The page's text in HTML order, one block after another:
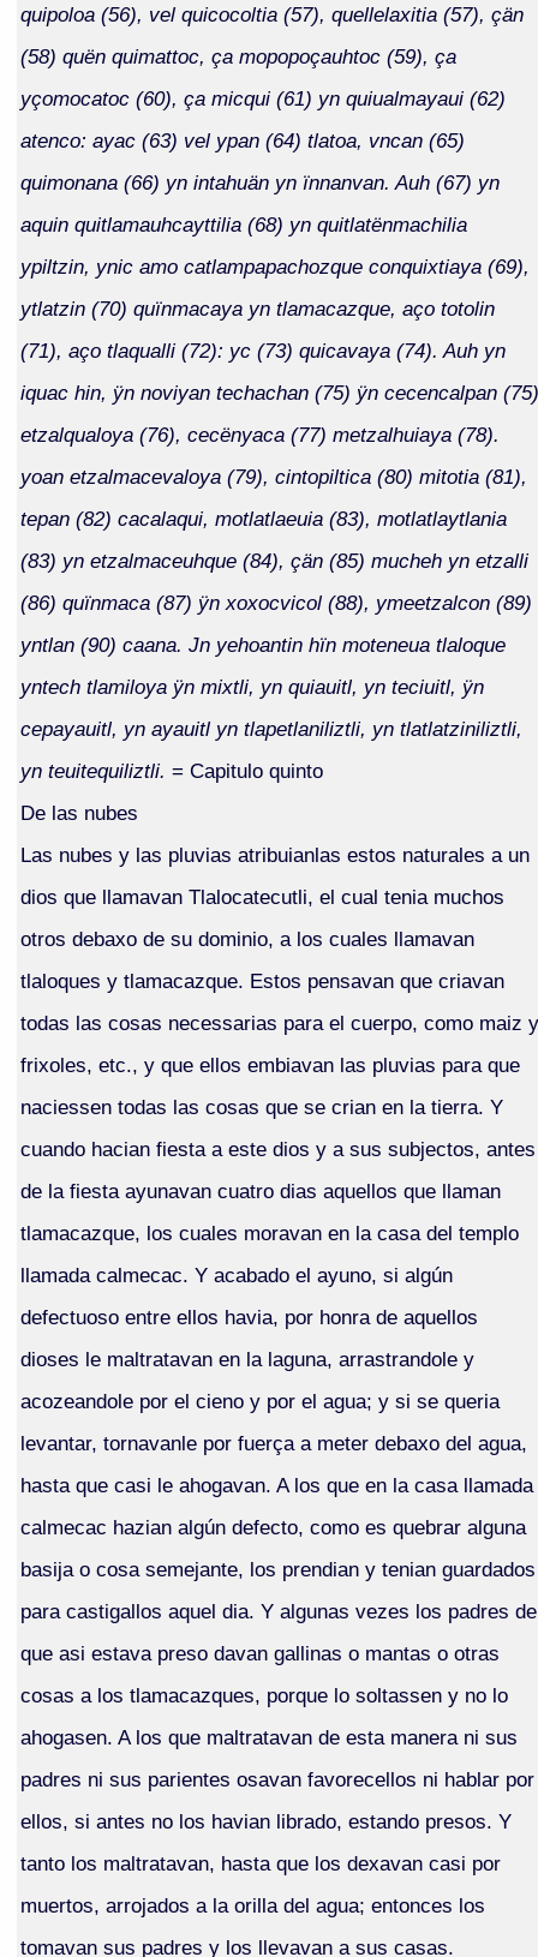
quipoloa (56), vel quicocoltia (57), quellelaxitia (57), çän
(58) quën quimattoc, ça mopopoçauhtoc (59), ça
yçomocatoc (60), ça micqui (61) yn quiualmayaui (62)
atenco: ayac (63) vel ypan (64) tlatoa, vncan (65)
quimonana (66) yn intahuän yn ïnnanvan. Auh (67) yn
aquin quitlamauhcayttilia (68) yn quitlatënmachilia
ypiltzin, ynic amo catlampapachozque conquixtiaya (69),
ytlatzin (70) quïnmacaya yn tlamacazque, aço totolin
(71), aço tlaqualli (72): yc (73) quicavaya (74). Auh yn
iquac hin, ÿn noviyan techachan (75) ÿn cecencalpan (75)
etzalqualoya (76), cecënyaca (77) metzalhuiaya (78).
yoan etzalmacevaloya (79), cintopiltica (80) mitotia (81),
tepan (82) cacalaqui, motlatlaeuia (83), motlatlaytlania
(83) yn etzalmaceuhque (84), çän (85) mucheh yn etzalli
(86) quïnmaca (87) ÿn xoxocvicol (88), ymeetzalcon (89)
yntlan (90) caana. Jn yehoantin hïn moteneua tlaloque
yntech tlamiloya ÿn mixtli, yn quiauitl, yn teciuitl, ÿn
cepayauitl, yn ayauitl yn tlapetlaniliztli, yn tlatlatziniliztli,
yn teuitequiliztli. = Capitulo quinto
De las nubes
Las nubes y las pluvias atribuianlas estos naturales a un
dios que llamavan Tlalocatecutli, el cual tenia muchos
otros debaxo de su dominio, a los cuales llamavan
tlaloques y tlamacazque. Estos pensavan que criavan
todas las cosas necessarias para el cuerpo, como maiz y
frixoles, etc., y que ellos embiavan las pluvias para que
naciessen todas las cosas que se crian en la tierra. Y
cuando hacian fiesta a este dios y a sus subjectos, antes
de la fiesta ayunavan cuatro dias aquellos que llaman
tlamacazque, los cuales moravan en la casa del templo
llamada calmecac. Y acabado el ayuno, si algún
defectuoso entre ellos havia, por honra de aquellos
dioses le maltratavan en la laguna, arrastrandole y
acozeandole por el cieno y por el agua; y si se queria
levantar, tornavanle por fuerça a meter debaxo del agua,
hasta que casi le ahogavan. A los que en la casa llamada
calmecac hazian algún defecto, como es quebrar alguna
basija o cosa semejante, los prendian y tenian guardados
para castigallos aquel dia. Y algunas vezes los padres
que asi estava preso davan gallinas o mantas o otras
cosas a los tlamacazques, porque lo soltassen y no lo
ahogasen. A los que maltratavan de esta manera ni sus
padres ni sus parientes osavan favorecellos ni hablar por
ellos, si antes no los havian librado, estando presos. Y
tanto los maltratavan, hasta que los dexavan casi por
muertos, arrojados a la orilla del agua; entonces los
tomavan sus padres y los llevavan a sus casas.